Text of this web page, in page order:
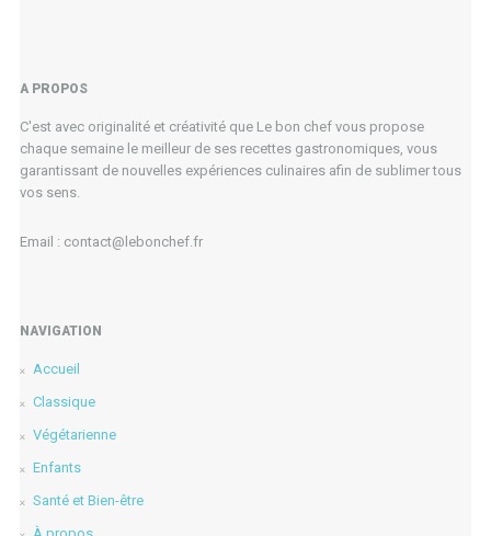
A PROPOS
C'est avec originalité et créativité que Le bon chef vous propose
chaque semaine le meilleur de ses recettes gastronomiques, vous
garantissant de nouvelles expériences culinaires afin de sublimer tous
vos sens.
Email : contact@lebonchef.fr
NAVIGATION
Accueil
Classique
Végétarienne
Enfants
Santé et Bien-être